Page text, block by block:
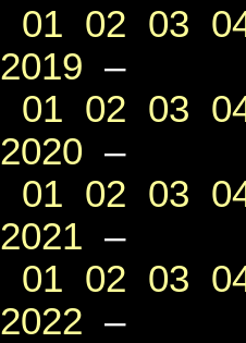
01 02 03
2019 –
01 02 03
2020 –
01 02 03
2021 –
01 02 03
2022 –